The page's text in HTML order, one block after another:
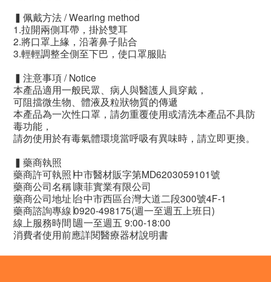
▍佩戴方法 / Wearing method
1.拉開兩側耳帶，掛於雙耳
2.將口罩上緣，沿著鼻子貼合
3.輕輕調整全側至下巴，使口罩服貼
▍注意事項 / Notice
本產品適用一般民眾、病人與醫護人員穿戴，
可阻擋微生物、體液及粒狀物質的傳遞
本產品為一次性口罩，請勿重覆使用或清洗本產品不具防
毒功能，
請勿使用於有毒氣體環境當呼吸有異味時，請立即更換。
▍藥商執照
藥商許可執照∣中市醫材販字第MD6203059101號
藥商公司名稱∣康菲實業有限公司
藥商公司地址∣台中市西區台灣大道二段300號4F-1
藥商諮詢專線∣0920-498175(週一至週五上班日)
線上服務時間∣週一至週五 9:00-18:00
消費者使用前應詳閱醫療器材說明書